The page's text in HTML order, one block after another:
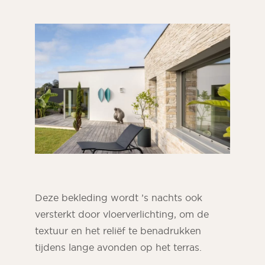
Deze bekleding wordt ’s nachts ook
versterkt door vloerverlichting, om de
textuur en het reliëf te benadrukken
tijdens lange avonden op het terras.